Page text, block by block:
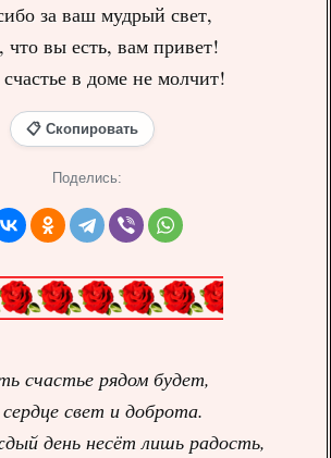
за ваш мудрый свет,
что вы есть, вам привет!
в доме не молчит!
📋 Скопировать
Поделись:
счастье рядом будет,
свет и доброта.
день несёт лишь радость,